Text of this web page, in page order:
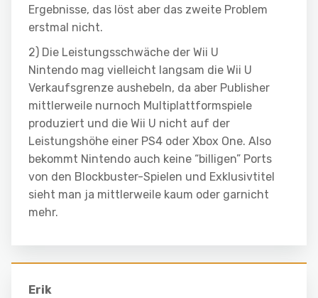
Ergebnisse, das löst aber das zweite Problem
erstmal nicht.
2) Die Leistungsschwäche der Wii U
Nintendo mag vielleicht langsam die Wii U
Verkaufsgrenze aushebeln, da aber Publisher
mittlerweile nurnoch Multiplattformspiele
produziert und die Wii U nicht auf der
Leistungshöhe einer PS4 oder Xbox One. Also
bekommt Nintendo auch keine “billigen” Ports
von den Blockbuster-Spielen und Exklusivtitel
sieht man ja mittlerweile kaum oder garnicht
mehr.
Erik